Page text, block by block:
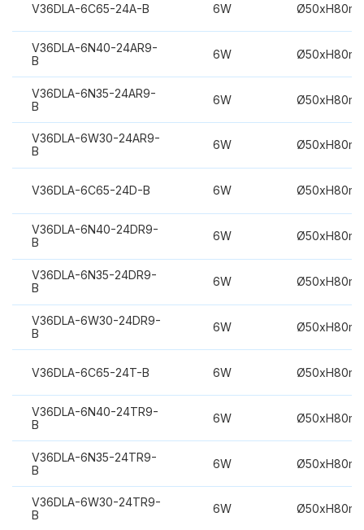
V36DLA-6C65-24A-B 6W
V36DLA-6N40-24AR9-
B
6W
V36DLA-6N35-24AR9-
B
6W
V36DLA-6W30-24AR9-
B
6W
V36DLA-6C65-24D-B 6W
V36DLA-6N40-24DR9-
B
6W
V36DLA-6N35-24DR9-
B
6W
V36DLA-6W30-24DR9-
B
6W
V36DLA-6C65-24T-B 6W
V36DLA-6N40-24TR9-
B
6W
V36DLA-6N35-24TR9-
B
6W
V36DLA-6W30-24TR9-
B
6W